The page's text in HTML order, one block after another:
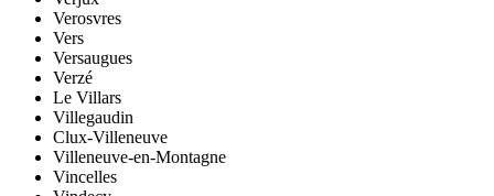
Verosvres
Vers
Versaugues
Verzé
Le Villars
Villegaudin
Clux-Villeneuve
Villeneuve-en-Montagne
Vincelles